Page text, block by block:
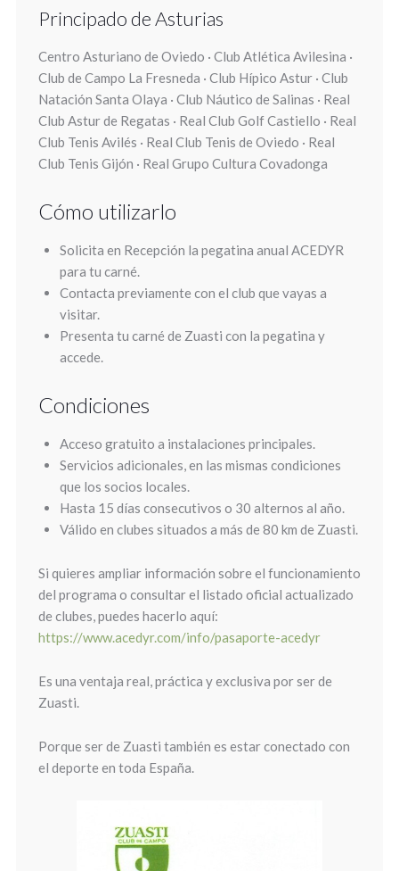
Principado de Asturias
Centro Asturiano de Oviedo · Club Atlética Avilesina ·
Club de Campo La Fresneda · Club Hípico Astur · Club
Natación Santa Olaya · Club Náutico de Salinas · Real
Club Astur de Regatas · Real Club Golf Castiello · Real
Club Tenis Avilés · Real Club Tenis de Oviedo · Real
Club Tenis Gijón · Real Grupo Cultura Covadonga
Cómo utilizarlo
Solicita en Recepción la pegatina anual ACEDYR
para tu carné.
Contacta previamente con el club que vayas a
visitar.
Presenta tu carné de Zuasti con la pegatina y
accede.
Condiciones
Acceso gratuito a instalaciones principales.
Servicios adicionales, en las mismas condiciones
que los socios locales.
Hasta 15 días consecutivos o 30 alternos al año.
Válido en clubes situados a más de 80 km de Zuasti.
Si quieres ampliar información sobre el funcionamiento
del programa o consultar el listado oficial actualizado
de clubes, puedes hacerlo aquí:
https://www.acedyr.com/info/pasaporte-acedyr
Es una ventaja real, práctica y exclusiva por ser de
Zuasti.
Porque ser de Zuasti también es estar conectado con
el deporte en toda España.